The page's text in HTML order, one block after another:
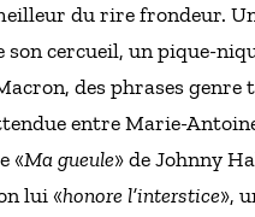
du rire frondeur.
son cercueil, un pique-
des phrases genre
entre Marie-
«Ma gueule» de Johnny
lui «honore l’interstice»,